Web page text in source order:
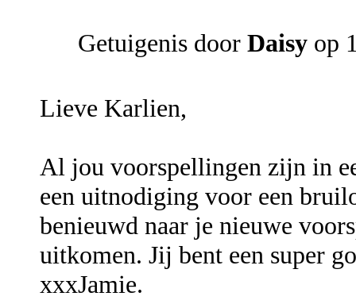
Getuigenis door Daisy op
Lieve Karlien,
Al jou voorspellingen zijn in
een uitnodiging voor een
benieuwd naar je nieuwe
uitkomen. Jij bent een super
xxxJamie.